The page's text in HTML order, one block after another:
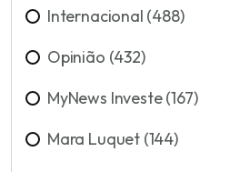
Internacional (488)
Opinião (432)
MyNews Investe (167)
Mara Luquet (144)